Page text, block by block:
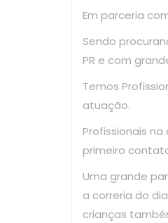
Em parceria
Sendo
PR e com
Temos
atuação.
Profissionais
primeiro
Uma grande
a correria do
crianças